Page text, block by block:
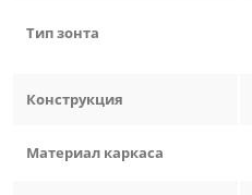
Тип зонта
Конструкция
Материал каркаса